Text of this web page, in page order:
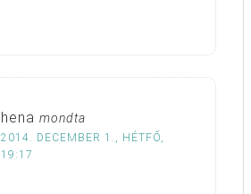
hena mondta
2014. DECEMBER 1., HÉTFŐ,
19:17